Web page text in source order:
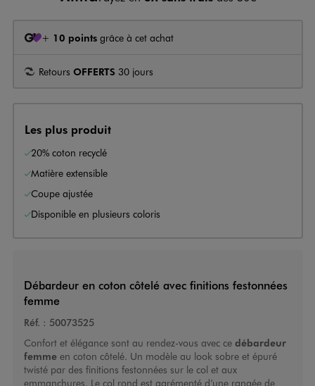
+ 10 points grâce à cet achat
Retours OFFERTS 30 jours
Les plus produit
20% coton recyclé
Matière extensible
Coupe ajustée
Disponible en plusieurs coloris
Débardeur en coton côtelé avec finitions festonnées
femme
Réf. : 50073525
Confort et élégance sont au rendez-vous avec ce débardeur
femmeen coton côtelé. Un modèle au look sobre et épuré
twisté par des finitions festonnées sur le col et aux
emmanchures. Le col rond est agrémenté d’une rangée de